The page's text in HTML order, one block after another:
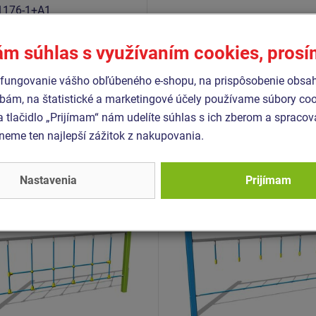
1+A1
Podobnýtovar
dráha Sieť -celokovová
Opičia dráha Rúčkovacie
celokovová (v.p. 1 m)
súhlas s využívaním cookies,
vášho obľúbeného e-shopu, na prispôsobenie
na štatistické a marketingové účely používame súbory
tlačidlo „Prijímam“ nám udelíte súhlas s ich zberom a
ten najlepší zážitok z nakupovania.
Nastavenia Prijímam